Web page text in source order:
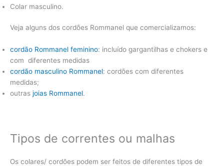
Colar masculino.
Veja alguns dos cordões Rommanel que comercializamos:
cordão Rommanel feminino: incluído gargantilhas e chokers e
com diferentes medidas
cordão masculino Rommanel: cordões com diferentes
medidas;
outras joias Rommanel.
Tipos de correntes ou malhas
Os colares/ cordões podem ser feitos de diferentes tipos de